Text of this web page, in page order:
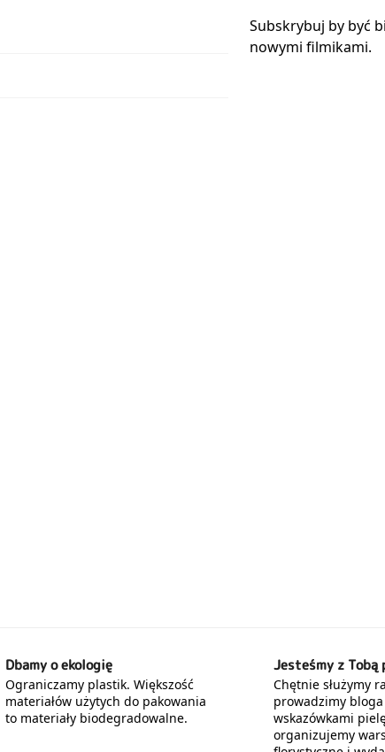
Subskrybuj by być
nowymi filmikami.
Dbamy o ekologię
Ograniczamy plastik. Większość
materiałów użytych do pakowania
to materiały biodegradowalne.
Jesteśmy z Tobą
Chętnie służymy
prowadzimy bloga
wskazówkami
organizujemy